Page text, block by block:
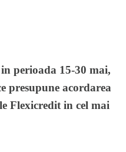
perioada 15-30 mai,
presupune acordarea
Flexicredit in cel mai